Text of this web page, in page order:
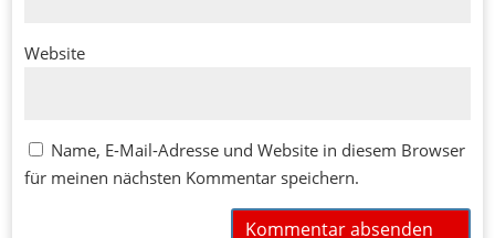
Website
Name, E-Mail-Adresse und Website in diesem Browser
für meinen nächsten Kommentar speichern.